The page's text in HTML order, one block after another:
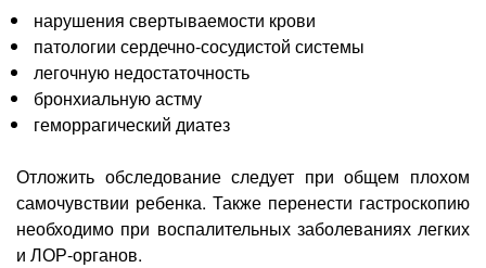
нарушения свертываемости крови
патологии сердечно-сосудистой системы
легочную недостаточность
бронхиальную астму
геморрагический диатез
Отложить обследование следует при общем плохом
самочувствии ребенка. Также перенести гастроскопию
необходимо при воспалительных заболеваниях легких
и ЛОР-органов.